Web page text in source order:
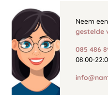
Neem
gestelde
085 486
08:00-